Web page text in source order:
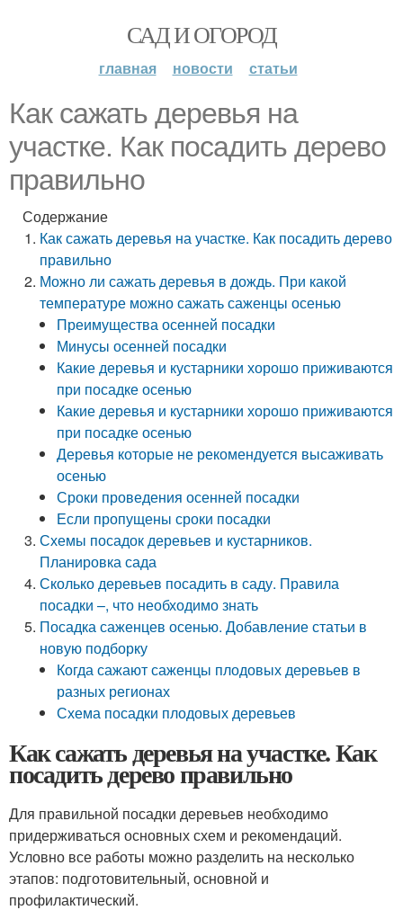
САД И ОГОРОД
главная новости статьи
Как сажать деревья на
участке. Как посадить дерево
правильно
Содержание
Как сажать деревья на участке. Как посадить дерево
правильно
Можно ли сажать деревья в дождь. При какой
температуре можно сажать саженцы осенью
Преимущества осенней посадки
Минусы осенней посадки
Какие деревья и кустарники хорошо приживаются
при посадке осенью
Какие деревья и кустарники хорошо приживаются
при посадке осенью
Деревья которые не рекомендуется высаживать
осенью
Сроки проведения осенней посадки
Если пропущены сроки посадки
Схемы посадок деревьев и кустарников.
Планировка сада
Сколько деревьев посадить в саду. Правила
посадки –, что необходимо знать
Посадка саженцев осенью. Добавление статьи в
новую подборку
Когда сажают саженцы плодовых деревьев в
разных регионах
Схема посадки плодовых деревьев
Как сажать деревья на участке. Как
посадить дерево правильно
Для правильной посадки деревьев необходимо
придерживаться основных схем и рекомендаций.
Условно все работы можно разделить на несколько
этапов: подготовительный, основной и
профилактический.